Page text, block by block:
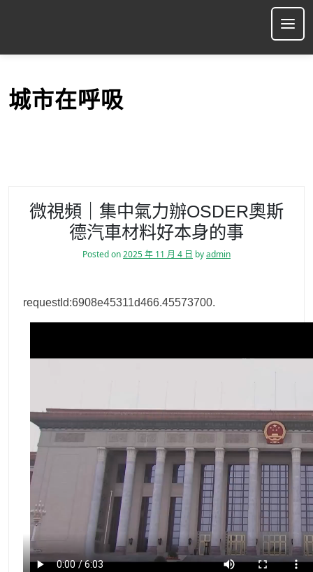
p
城市在呼吸
微視頻｜集中氣力辦OSDER奧斯
德汽車材料好本身的事
Posted on2025 年 11 月 4 日 byadmin
requestId:6908e45311d466.45573700.